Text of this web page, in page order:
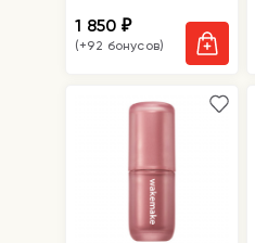
1 850₽
(+92 бонусов)